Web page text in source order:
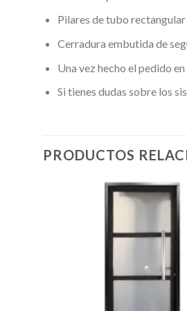
Pilares de tubo
Cerradura embutida de
Una vez hecho el pedido
Si tienes dudas sobre los
PRODUCTOS